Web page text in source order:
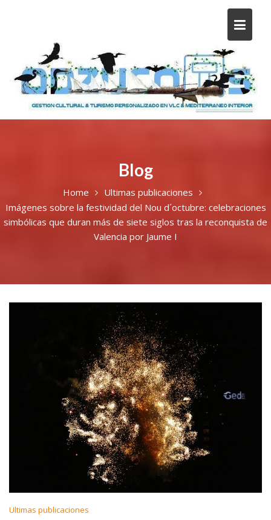
Blog
Home
Ultimas publicaciones
Imágenes sobre la festividad del Nou d´octubre: celebraciones
simbólicas que duran más de siete siglos tras la reconquista de
Valencia por Jaume I
Ultimas publicaciones